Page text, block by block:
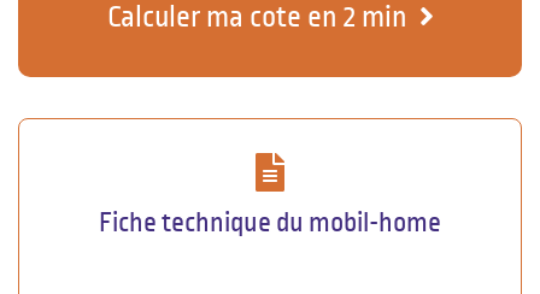
Calculer ma cote en 2 min
Fiche technique du mobil-home